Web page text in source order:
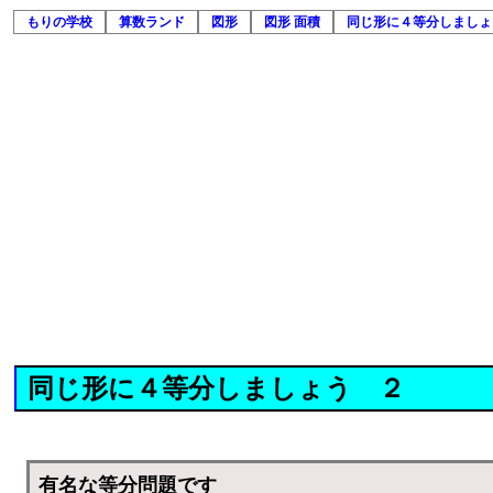
もりの学校 算数ランド 図形 図形 面積 同じ形に４等分しまし
同じ形に４等分しましょう ２
有名な等分問題です